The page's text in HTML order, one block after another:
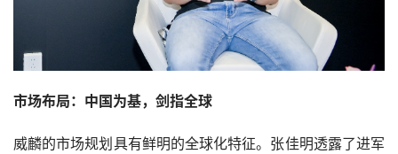
市场布局：中国为基，剑指全球
威麟的市场规划具有鲜明的全球化特征。张佳明透露了进军